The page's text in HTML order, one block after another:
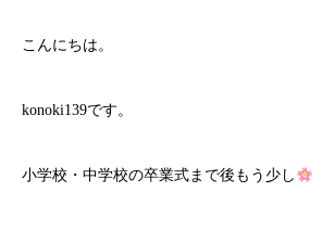
こんにちは。
konoki139です。
小学校・中学校の卒業式まで後もう少し